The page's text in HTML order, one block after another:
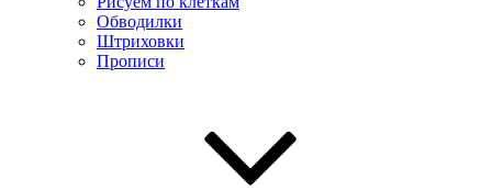
Обводилки
Штриховки
Прописи